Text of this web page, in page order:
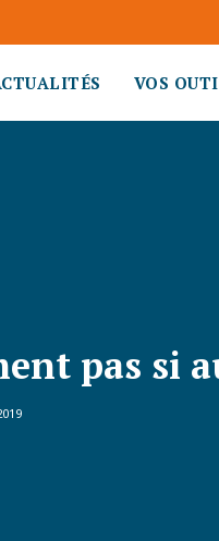
VOS
pas si